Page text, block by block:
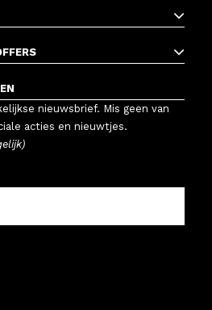
nieuwsbrief. Mis geen van
acties en nieuwtjes.